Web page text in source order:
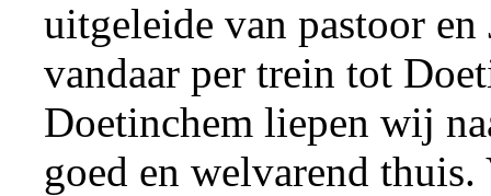
uitgeleide van pastoor en
vandaar per trein tot
Doetinchem liepen wij
goed en welvarend